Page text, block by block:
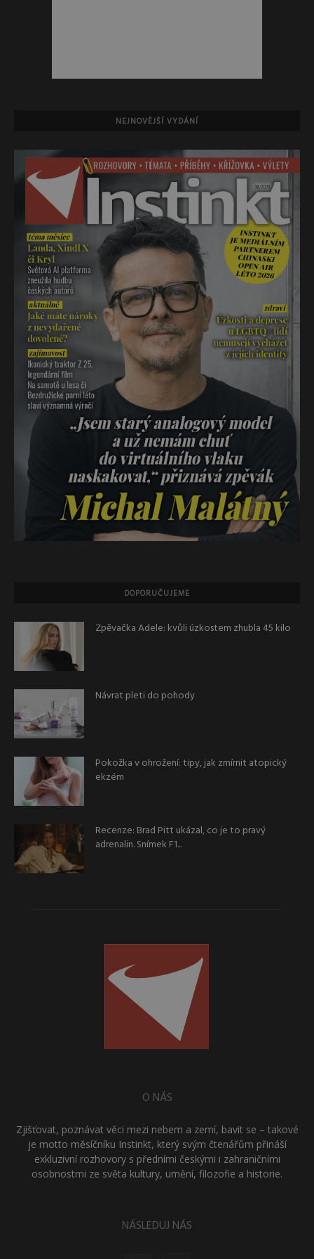
NEJNOVĚJŠÍ VYDÁNÍ
DOPORUČUJEME
Zpěvačka Adele: kvůli úzkostem zhubla 45 kilo
Návrat pleti do pohody
Pokožka v ohrožení: tipy, jak zmírnit atopický
ekzém
Recenze: Brad Pitt ukázal, co je to pravý
adrenalin. Snímek F1...
O NÁS
Zjišťovat, poznávat věci mezi nebem a zemí, bavit se – takové
je motto měsíčníku Instinkt, který svým čtenářům přináší
exkluzivní rozhovory s předními českými i zahraničními
osobnostmi ze světa kultury, umění, filozofie a historie.
NÁSLEDUJ NÁS